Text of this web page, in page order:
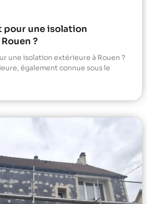
pour une isolation
?
une isolation extérieure à Rouen ?
également connue sous le